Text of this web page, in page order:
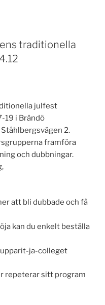
traditionella
julfest
19 i Brändö
2.
framföra
och dubbningar.
att bli dubbade och få
kan du enkelt beställa
ja-colleget
repeterar sitt program